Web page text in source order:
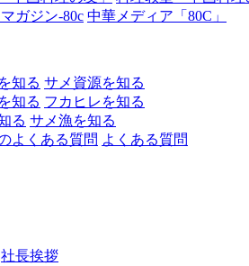
中華メディア「80C」
サメ資源を知る
フカヒレを知る
サメ漁を知る
よくある質問
社長挨拶